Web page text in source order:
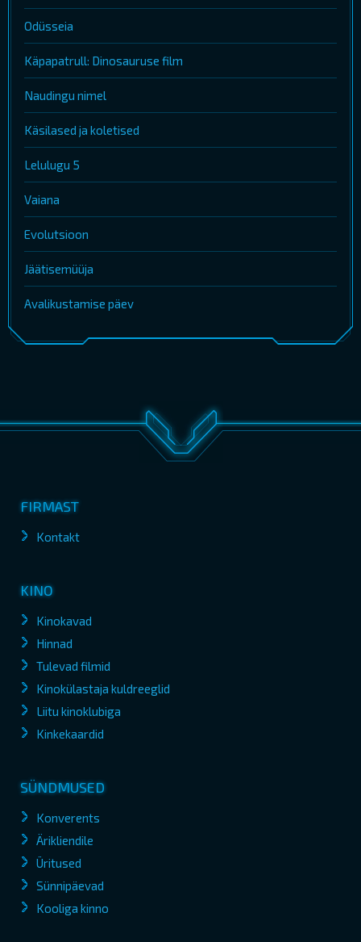
Odüsseia
Käpapatrull: Dinosauruse film
Naudingu nimel
Käsilased ja koletised
Lelulugu 5
Vaiana
Evolutsioon
Jäätisemüüja
Avalikustamise päev
FIRMAST
Kontakt
KINO
Kinokavad
Hinnad
Tulevad filmid
Kinokülastaja kuldreeglid
Liitu kinoklubiga
Kinkekaardid
SÜNDMUSED
Konverents
Ärikliendile
Üritused
Sünnipäevad
Kooliga kinno